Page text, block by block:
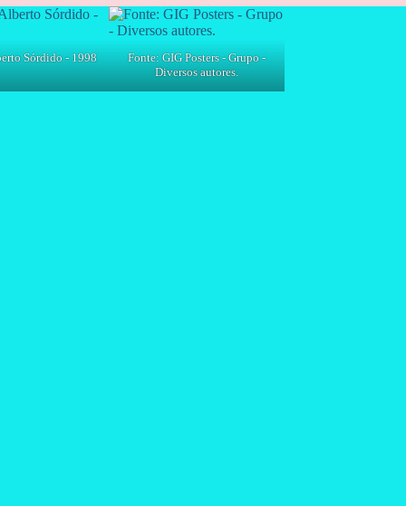
Sórdido - 1998
Fonte: GIG Posters - Grupo -
Diversos autores.